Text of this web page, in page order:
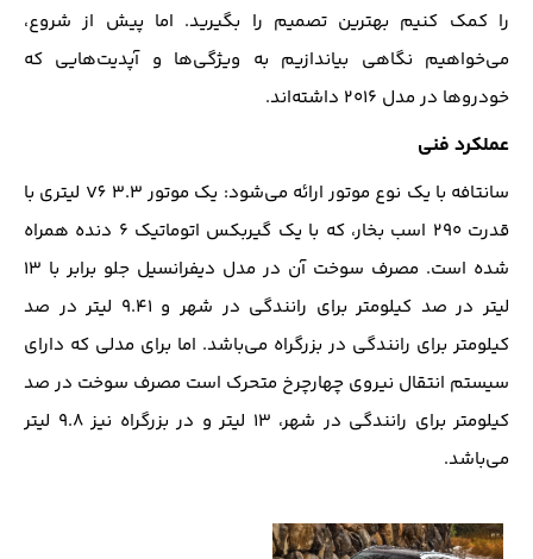
را کمک کنیم بهترین تصمیم را بگیرید. اما پیش از شروع،
می‌خواهیم نگاهی بیاندازیم به ویژگی‌ها و آپدیت‌هایی که
خودروها در مدل ۲۰۱۶ داشته‌اند.
عملکرد فنی
سانتافه با یک نوع موتور ارائه می‌شود: یک موتور V6 ۳.۳ لیتری با
قدرت ۲۹۰ اسب بخار، که با یک گیربکس اتوماتیک ۶ دنده همراه
شده است. مصرف سوخت آن در مدل دیفرانسیل جلو برابر با ۱۳
لیتر در صد کیلومتر برای رانندگی در شهر و ۹.۴۱ لیتر در صد
کیلومتر برای رانندگی در بزرگراه می‌باشد. اما برای مدلی که دارای
سیستم انتقال نیروی چهارچرخ متحرک است مصرف سوخت در صد
کیلومتر برای رانندگی در شهر، ۱۳ لیتر و در بزرگراه نیز ۹.۸ لیتر
می‌باشد.